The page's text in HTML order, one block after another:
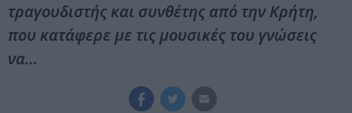
τραγουδιστής και συνθέτης από την Κρήτη,
που κατάφερε με τις μουσικές του γνώσεις
να…